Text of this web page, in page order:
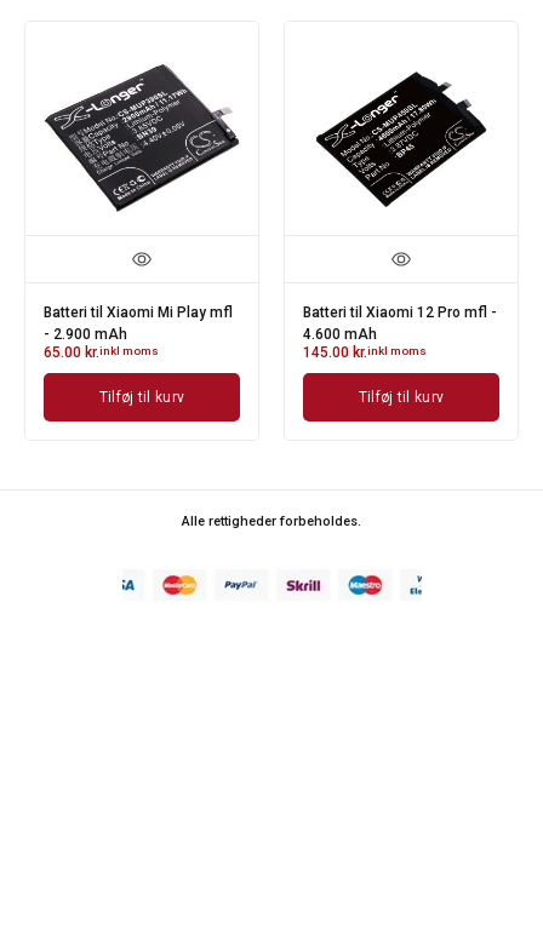
Batteri til Xiaomi Mi Play mfl
- 2.900 mAh
65.00 kr.inkl moms
Tilføj til kurv
Batteri til Xiaomi 12 Pro mfl -
4.600 mAh
145.00 kr.inkl moms
Tilføj til kurv
Alle rettigheder forbeholdes.